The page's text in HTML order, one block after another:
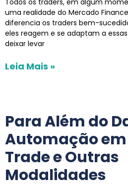
uma realidade do Mercado
diferencia os traders bem-
eles reagem e se adaptam a
deixar levar
Leia Mais »
Para Além do
Automação em
Trade e Outras
Modalidades